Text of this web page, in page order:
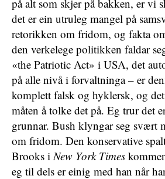
på alt som skjer på bakken, er vi
det er ein utruleg mangel på
retorikken om fridom, og fakta
den verkelege politikken faldar
«the Patriotic Act» i USA, det
på alle nivå i forvaltninga – er
komplett falsk og hyklersk, og
måten å tolke det på. Eg trur det
grunnar. Bush klyngar seg svært
om fridom. Den konservative
Brooks iNew York Times
eg til dels er einig med han når